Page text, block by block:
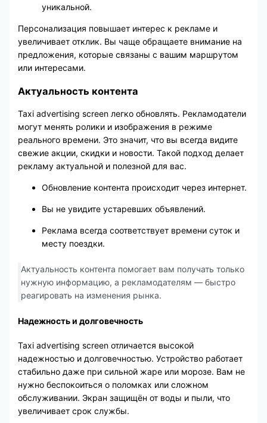
уникальной.
Персонализация повышает интерес к рекламе и
увеличивает отклик. Вы чаще обращаете внимание на
предложения, которые связаны с вашим маршрутом
или интересами.
Актуальность контента
Taxi advertising screen легко обновлять. Рекламодатели
могут менять ролики и изображения в режиме
реального времени. Это значит, что вы всегда видите
свежие акции, скидки и новости. Такой подход делает
рекламу актуальной и полезной для вас.
Обновление контента происходит через интернет.
Вы не увидите устаревших объявлений.
Реклама всегда соответствует времени суток и
месту поездки.
Актуальность контента помогает вам получать только
нужную информацию, а рекламодателям — быстро
реагировать на изменения рынка.
Надежность и долговечность
Taxi advertising screen отличается высокой
надежностью и долговечностью. Устройство работает
стабильно даже при сильной жаре или морозе. Вам не
нужно беспокоиться о поломках или сложном
обслуживании. Экран защищён от воды и пыли, что
увеличивает срок службы.